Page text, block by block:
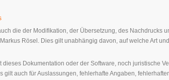
die der Modifikation, der Übersetzung, des Nachdrucks
Rösel. Dies gilt unabhängig davon, auf welche Art
Dokumentation oder der Software, noch juristische
auch für Auslassungen, fehlerhafte Angaben,